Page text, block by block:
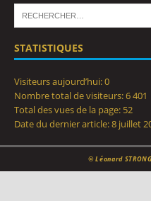
STATISTIQUES
Visiteurs aujourd’hui:0
Nombre total de visiteurs:6 401
Total des vues de la page: 52
Date du dernier article:8 juillet
© Léonard